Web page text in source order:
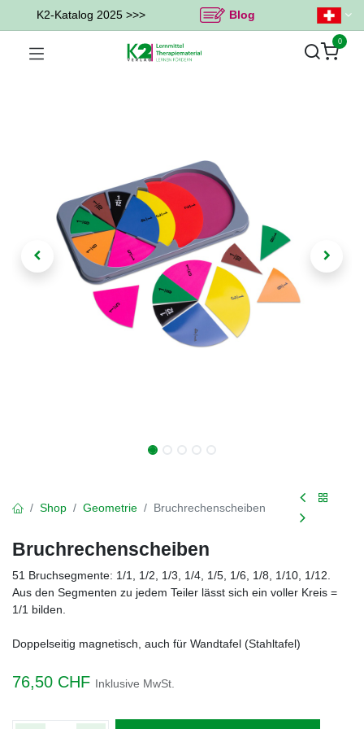
K2-Katalog 2025 >>> Blog
0
Shop Geometrie Bruchrechenscheiben
Bruchrechenscheiben
51 Bruchsegmente: 1/1, 1/2, 1/3, 1/4, 1/5, 1/6, 1/8, 1/10, 1/12.
Aus den Segmenten zu jedem Teiler lässt sich ein voller Kreis =
1/1 bilden.
Doppelseitig magnetisch, auch für Wandtafel (Stahltafel)
76,50 CHF Inklusive MwSt.